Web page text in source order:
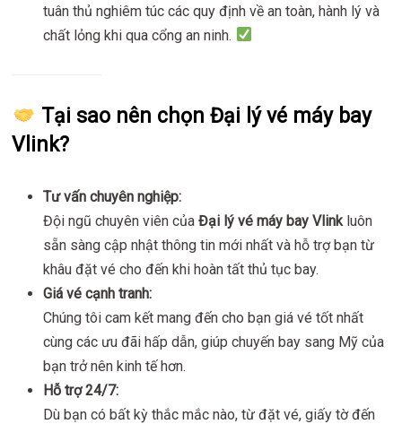
tuân thủ nghiêm túc các quy định về an toàn, hành lý và
chất lỏng khi qua cổng an ninh.
Tại sao nên chọn Đại lý vé máy bay
Vlink?
Tư vấn chuyên nghiệp:
Đội ngũ chuyên viên củaĐại lý vé máy bay Vlinkluôn
sẵn sàng cập nhật thông tin mới nhất và hỗ trợ bạn từ
khâu đặt vé cho đến khi hoàn tất thủ tục bay.
Giá vé cạnh tranh:
Chúng tôi cam kết mang đến cho bạn giá vé tốt nhất
cùng các ưu đãi hấp dẫn, giúp chuyến bay sang Mỹ của
bạn trở nên kinh tế hơn.
Hỗ trợ 24/7:
Dù bạn có bất kỳ thắc mắc nào, từ đặt vé, giấy tờ đến